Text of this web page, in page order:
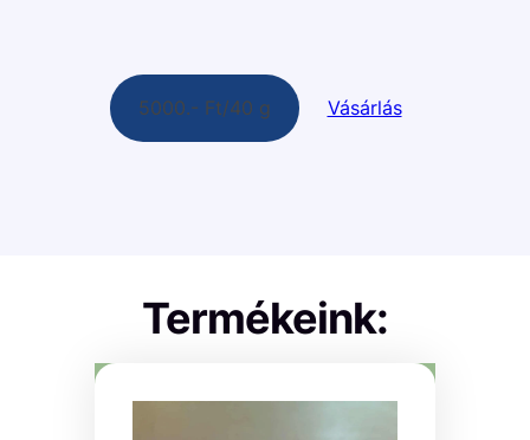
5000.- Ft/40 g Vásárlás
Termékeink: